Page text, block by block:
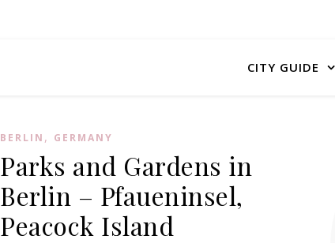
CITY GUIDE
BERLIN , GERMANY
Parks and Gardens in
Berlin – Pfaueninsel,
Peacock Island